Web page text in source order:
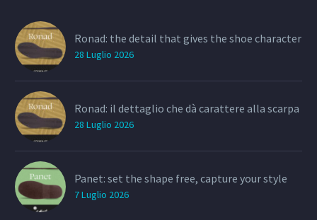
Ronad: the detail that gives the shoe character
28 Luglio 2026
Ronad: il dettaglio che dà carattere alla scarpa
28 Luglio 2026
Panet: set the shape free, capture your style
7 Luglio 2026